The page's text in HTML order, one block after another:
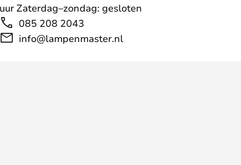
uur Zaterdag–zondag: gesloten
085 208 2043
info@lampenmaster.nl